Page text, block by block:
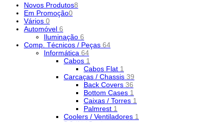
Novos Produtos8
Em Promoção0
Vários 0
Automóvel 6
Iluminação 6
Comp. Técnicos / Peças 64
Informática 64
Cabos 1
Cabos Flat 1
Carcaças / Chassis 39
Back Covers 36
Bottom Cases 1
Caixas / Torres 1
Palmrest 1
Coolers / Ventiladores 1